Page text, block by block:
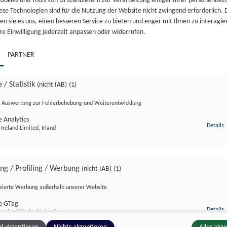
BILDER: DIE
DER
25. Juni. 2026
MUSIK &
Magazin
Technologien sind für die Nutzung der Website nicht zwingend erforderlich.
sie es uns, einen besseren Service zu bieten und enger mit Ihnen zu
Einwilligung jederzeit anpassen oder widerrufen.
PARTNER
/ Statistik (nicht IAB) (1)
Auswertung zur Fehlerbehebung und Weiterentwicklung
Analytics
Ireland Limited, Irland Details
/ Profiling / Werbung (nicht IAB) (1)
Werbung außerhalb unserer Website
GTag
Ireland Limited, Irland Details